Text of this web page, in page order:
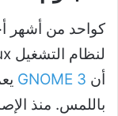
كواحد من أشهر
أن GNOME 3